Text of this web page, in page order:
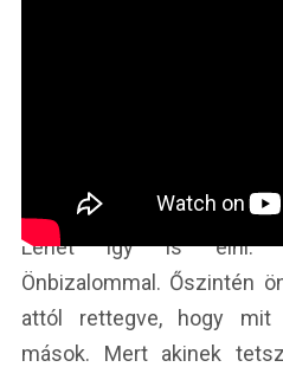
Lehet így is élni.
Önbizalommal. Őszintén
attól rettegve, hogy mit
mások. Mert akinek